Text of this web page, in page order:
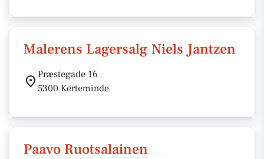
Malerens Lagersalg Niels Jantzen
Præstegade 16
5300 Kerteminde
Paavo Ruotsalainen